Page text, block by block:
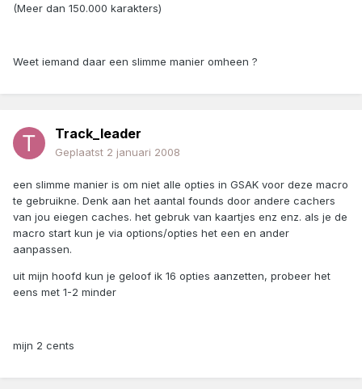
(Meer dan 150.000 karakters)
Weet iemand daar een slimme manier omheen ?
Track_leader
Geplaatst 2 januari 2008
een slimme manier is om niet alle opties in GSAK voor deze macro
te gebruikne. Denk aan het aantal founds door andere cachers
van jou eiegen caches. het gebruk van kaartjes enz enz. als je de
macro start kun je via options/opties het een en ander
aanpassen.
uit mijn hoofd kun je geloof ik 16 opties aanzetten, probeer het
eens met 1-2 minder
mijn 2 cents